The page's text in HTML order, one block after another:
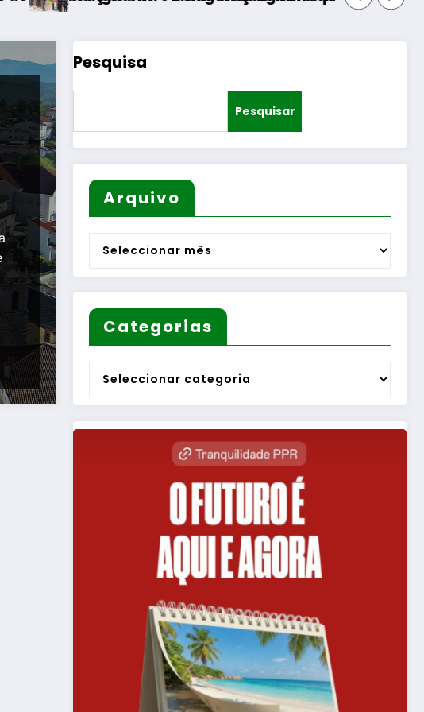
Pesquisa
Pesquisar
Arquivo
Arquivo
Categorias
Categorias